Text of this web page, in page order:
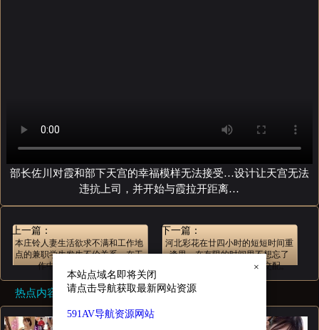
×
本站点域名即将关闭
请点击导航获取最新网站资源
591AV导航资源网站
部长佐川对霞和部下天宫的幸福模样无法接受…设计让天宫无法
违抗上司，并开始与霞拉开距离…
上一篇：
本庄铃人妻生活欲求不满和工作地
点的兼职学生发生不伦关系，在工
作中就开始渴望肉棒...
下一篇：
河北彩花在廿四小时的短短时间重
逢里，在有限的时间里不想忘了
彼，只是一心一意地热情交配。
热点内容